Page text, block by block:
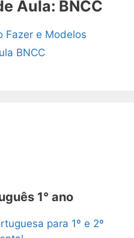
Aula: BNCC
Fazer e Modelos
BNCC
1° ano
para 1º e 2º